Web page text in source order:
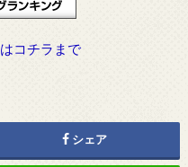
コチラまで
シェア